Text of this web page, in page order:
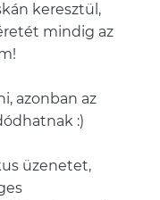
keresztül,
mindig az
azonban az
:)
üzenetet,